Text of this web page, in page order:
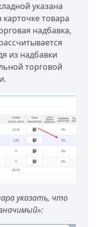
указана
товара
надбавка,
из надбавки
торговой
указать, что